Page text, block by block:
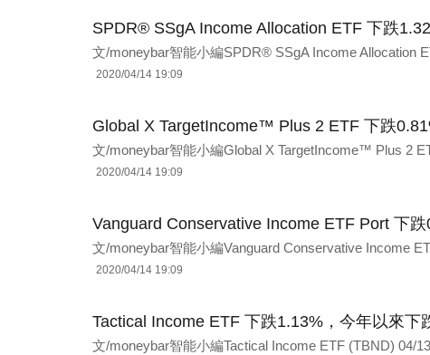
SPDR® SSgA Income Allocation ETF 下跌
文/moneybar智能小編SPDR® SSgA Income Allocation
2020/04/14 19:09
Global X TargetIncome™ Plus 2 ETF 下跌
文/moneybar智能小編Global X TargetIncome™ Plus 2
2020/04/14 19:09
Vanguard Conservative Income ETF Port 下
文/moneybar智能小編Vanguard Conservative Income
2020/04/14 19:09
Tactical Income ETF 下跌1.13%，今年以來下
文/moneybar智能小編Tactical Income ETF (TBND) 04/